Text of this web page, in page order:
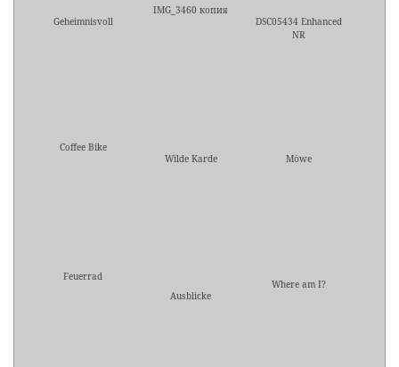
Geheimnisvoll
IMG_3460 копия
DSC05434 Enhanced
NR
Coffee Bike
Wilde Karde
Möwe
Feuerrad
Ausblicke
Where am I?